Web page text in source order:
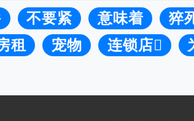
不要紧 意味着 猝
租 宠物 连锁店